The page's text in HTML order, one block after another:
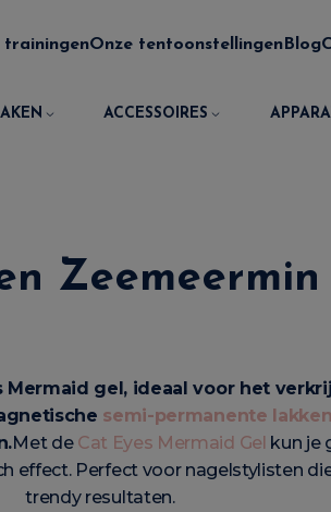
trainingenOnze tentoonstellingen Blog
ACCESSOIRES
Zeemeermin
Mermaid gel, ideaal voor het
semi-permanente lakken
Met de Cat Eyes Mermaid Gel kun je
effect. Perfect voor nagelstylisten
trendy resultaten.